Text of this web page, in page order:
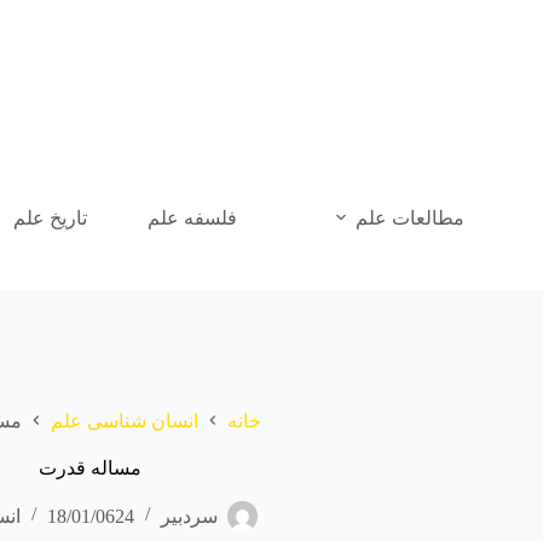
مطالعات علم فلسفه علم تاریخ علم
خانه انسان شناسی علم
مساله قدرت
سردبیر 18/01/0624